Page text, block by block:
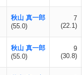
秋山 真一郎
(55.0)
7
(22.1)
秋山 真一郎
(55.0)
9
(30.8)